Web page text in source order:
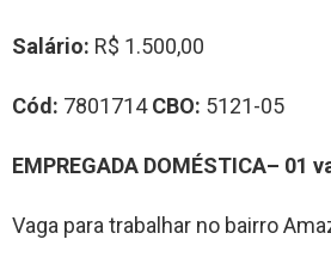
Salário: R$ 1.500,00
Cód: 7801714CBO: 5121-05
EMPREGADA DOMÉSTICA– 01
Vaga para trabalhar no bairro